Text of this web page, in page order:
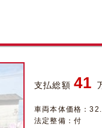
支払総額 41
車両本体価格：
法定整備：付